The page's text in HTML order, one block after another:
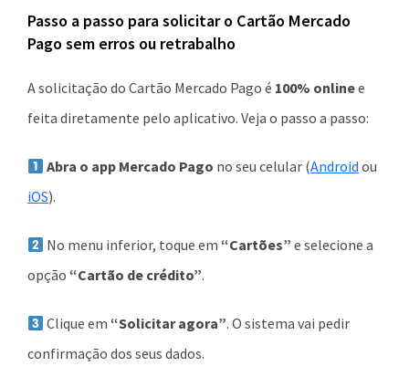
Passo a passo para solicitar o Cartão Mercado
Pago sem erros ou retrabalho
A solicitação do Cartão Mercado Pago é 100% onlinee
feita diretamente pelo aplicativo. Veja o passo a passo:
Abra o app Mercado Pago no seu celular (Android ou
iOS).
No menu inferior, toque em “Cartões” e selecione a
opção “Cartão de crédito”.
Clique em “Solicitar agora”. O sistema vai pedir
confirmação dos seus dados.